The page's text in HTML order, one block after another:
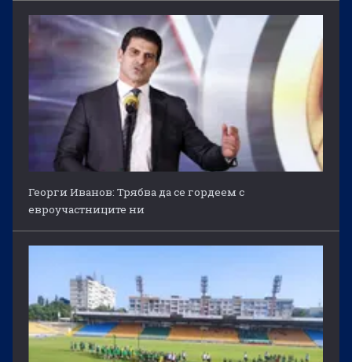
Георги Иванов: Трябва да се гордеем с
евроучастниците ни